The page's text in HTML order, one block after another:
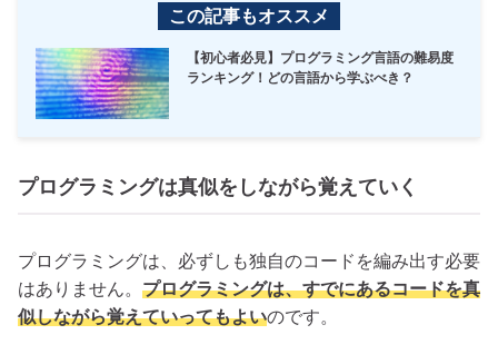
この記事もオススメ
【初心者必見】プログラミング言語の難易度
ランキング！どの言語から学ぶべき？
プログラミングは真似をしながら覚えていく
プログラミングは、必ずしも独自のコードを編み出す必要
はありません。 プログラミングは、すでにあるコードを真
似しながら覚えていってもよいのです。